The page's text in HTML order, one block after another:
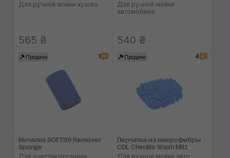
Для ручной мойки кузова
565 ₴
Для ручной мойки
автомобиля
540 ₴
Продано 1
Мочалка SOFT99 Remover
Sponge
Для очистки органики
Продано 4
Перчатка из микро­фибры
CDL Chenille Wash Mitt
Для ручной мойки авто